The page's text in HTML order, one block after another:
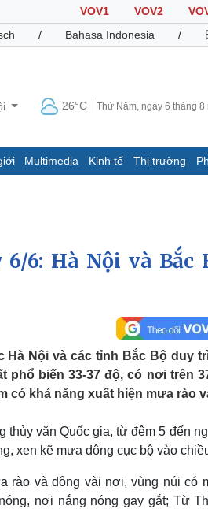
VOV1 VOV2
/ Bahasa Indonesia /
26°C Thứ Năm, ngày 6 tháng 8
Multimedia Kinh tế Thị trường
VOV
tích
Thể thao
Lịch thi đấu
Thế giới thể
eSports
- Gia đình
Văn hóa
Sân khấu -
Văn học
Âm nhạc
6: Hà Nội và Bắc
Hà Nội và các tỉnh Bắc Bộ duy
phổ biến 33-37 độ, có nơi trên
có khả năng xuất hiện mưa rào
thủy văn Quốc gia, từ đêm 5 đến
xen kẽ mưa dông cục bộ vào
rào và dông vài nơi, vùng núi có
nơi nắng nóng gay gắt; Từ